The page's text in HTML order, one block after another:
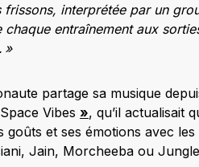
interprétée par un
chaque entraînement aux
»
partage sa musique
Space Vibes », qu’il actualisait
et ses émotions avec
Jain, Morcheeba ou